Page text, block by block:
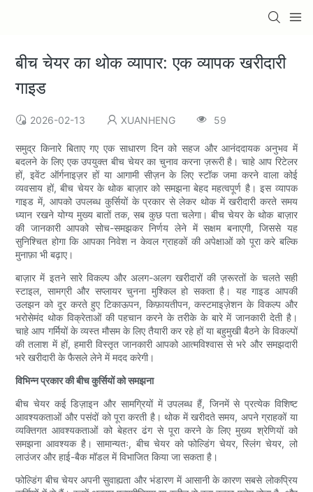
बीच चेयर का थोक व्यापार: एक व्यापक खरीदारी
गाइड
2026-02-13 XUANHENG 59
समुद्र किनारे बिताए गए एक साधारण दिन को सहज और आनंददायक अनुभव में
बदलने के लिए एक उपयुक्त बीच चेयर का चुनाव करना ज़रूरी है। चाहे आप रिटेलर
हों, इवेंट ऑर्गनाइज़र हों या आगामी सीज़न के लिए स्टॉक जमा करने वाला कोई
व्यवसाय हों, बीच चेयर के थोक बाज़ार को समझना बेहद महत्वपूर्ण है। इस व्यापक
गाइड में, आपको उपलब्ध कुर्सियों के प्रकार से लेकर थोक में खरीदारी करते समय
ध्यान रखने योग्य मुख्य बातों तक, सब कुछ पता चलेगा। बीच चेयर के थोक बाज़ार
की जानकारी आपको सोच-समझकर निर्णय लेने में सक्षम बनाएगी, जिससे यह
सुनिश्चित होगा कि आपका निवेश न केवल ग्राहकों की अपेक्षाओं को पूरा करे बल्कि
मुनाफ़ा भी बढ़ाए।
बाज़ार में इतने सारे विकल्प और अलग-अलग खरीदारों की ज़रूरतों के चलते सही
स्टाइल, सामग्री और सप्लायर चुनना मुश्किल हो सकता है। यह गाइड आपकी
उलझन को दूर करते हुए टिकाऊपन, किफ़ायतीपन, कस्टमाइज़ेशन के विकल्प और
भरोसेमंद थोक विक्रेताओं की पहचान करने के तरीके के बारे में जानकारी देती है।
चाहे आप गर्मियों के व्यस्त मौसम के लिए तैयारी कर रहे हों या बहुमुखी बैठने के विकल्पों
की तलाश में हों, हमारी विस्तृत जानकारी आपको आत्मविश्वास से भरे और समझदारी
भरे खरीदारी के फैसले लेने में मदद करेगी।
विभिन्न प्रकार की बीच कुर्सियों को समझना
बीच चेयर कई डिज़ाइन और सामग्रियों में उपलब्ध हैं, जिनमें से प्रत्येक विशिष्ट
आवश्यकताओं और पसंदों को पूरा करती है। थोक में खरीदते समय, अपने ग्राहकों या
व्यक्तिगत आवश्यकताओं को बेहतर ढंग से पूरा करने के लिए मुख्य श्रेणियों को
समझना आवश्यक है। सामान्यतः, बीच चेयर को फोल्डिंग चेयर, स्लिंग चेयर, लो
लाउंजर और हाई-बैक मॉडल में विभाजित किया जा सकता है।
फोल्डिंग बीच चेयर अपनी सुवाह्यता और भंडारण में आसानी के कारण सबसे लोकप्रिय